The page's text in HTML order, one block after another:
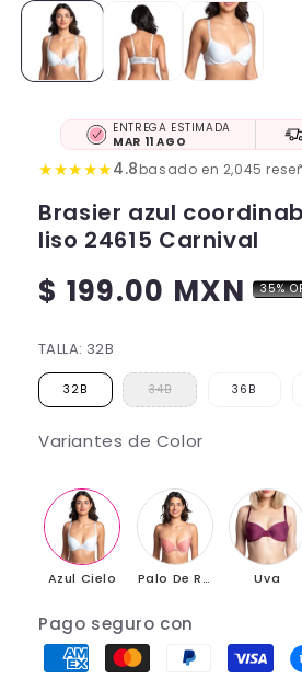
ENTREGA ESTIMADA
MAR 11 AGO
★★★★★4.8basado en 2,045
Brasier azul
liso 24615 Carnival
Precio
$ 199.00 MXN 35%
TALLA: 32B
32B 34B 36B
Variantes de Color
Azul Cielo Palo De Rosa Uva
Pago seguro con